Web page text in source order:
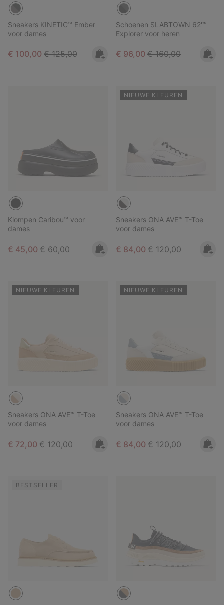
Sneakers KINETIC™ Ember
voor dames
Sale price:
€ 100,00 Regular price:
€ 125,00
Schoenen SLABTOWN 62'™
Explorer voor heren
Sale price:
€ 96,00 Regular price:
€ 160,00
Klompen Caribou™ voor
dames
Sale price:
€ 45,00 Regular price:
€ 60,00
NIEUWE KLEUREN
Sneakers ONA AVE™ T-Toe
voor dames
Sale price:
€ 84,00 Regular price:
€ 120,00
NIEUWE KLEUREN
Sneakers ONA AVE™ T-Toe
voor dames
Sale price:
€ 72,00 Regular price:
€ 120,00
NIEUWE KLEUREN
Sneakers ONA AVE™ T-Toe
voor dames
Sale price:
€ 84,00 Regular price:
€ 120,00
BESTSELLER